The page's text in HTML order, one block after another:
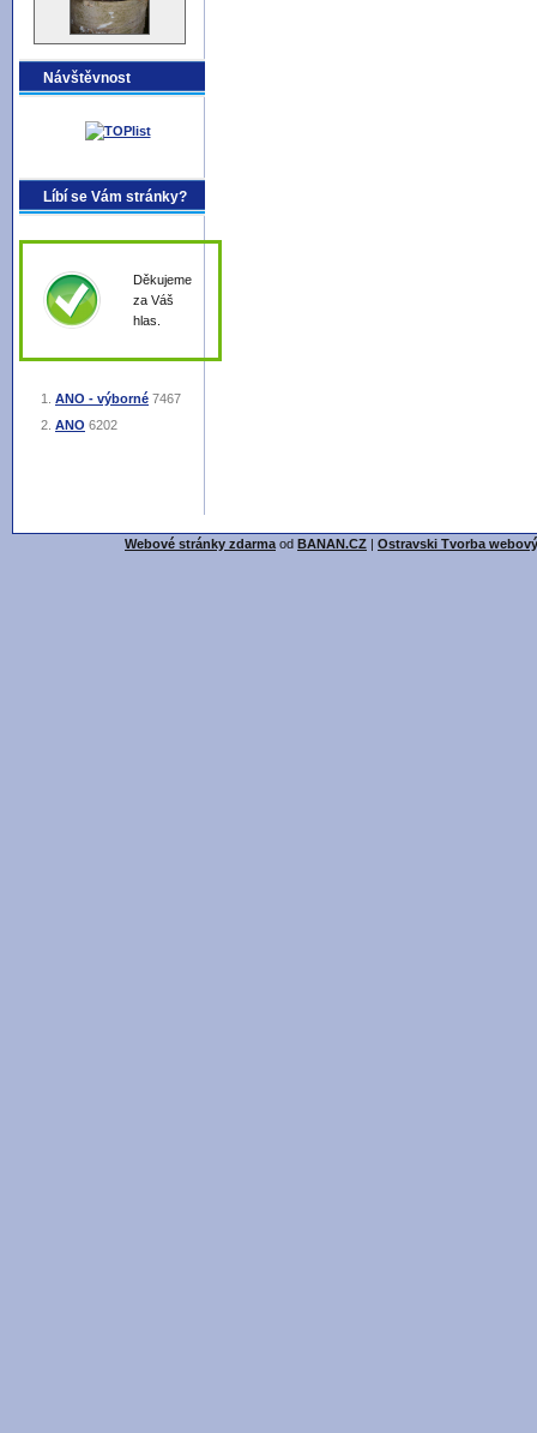
Návštěvnost
Líbí se Vám stránky?
Děkujeme
za Váš
hlas.
ANO - výborné 7467
ANO 6202
Webové stránky zdarma od BANAN.CZ | Ostravski Tvorba